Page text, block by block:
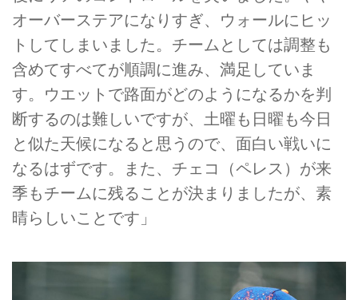
オーバーステアになりすぎ、ウォールにヒッ
トしてしまいました。チームとしては調整も
含めてすべてが順調に進み、満足していま
す。ウエットで路面がどのようになるかを判
断するのは難しいですが、土曜も日曜も今日
と似た天候になると思うので、面白い戦いに
なるはずです。また、チェコ（ペレス）が来
季もチームに残ることが決まりましたが、素
晴らしいことです」